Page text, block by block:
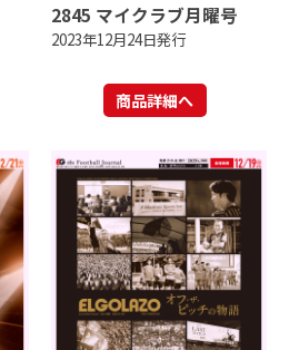
2845 マイクラブ月曜号
2023年12月24日発行
商品詳細へ